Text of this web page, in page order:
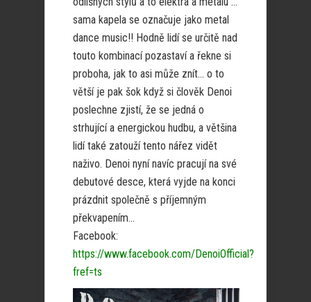
sama kapela se označuje jako metal
dance music!! Hodně lidí se určitě nad
touto kombinací pozastaví a řekne si
proboha, jak to asi může znít… o to
větší je pak šok když si člověk Denoi
poslechne zjistí, že se jedná o
strhující a energickou hudbu, a většina
lidí také zatouží tento nářez vidět
naživo. Denoi nyní navíc pracují na své
debutové desce, která vyjde na konci
prázdnit společně s příjemným
překvapením…
Facebook:
https://www.facebook.com/DenoiOfficial?
fref=ts